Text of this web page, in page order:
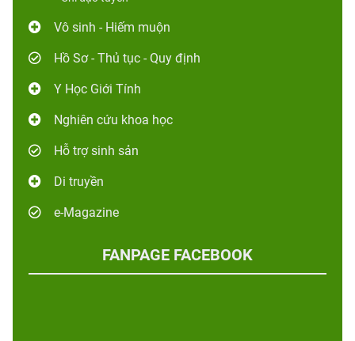
Vô sinh - Hiếm muộn
Hồ Sơ - Thủ tục - Quy định
Y Học Giới Tính
Nghiên cứu khoa học
Hỗ trợ sinh sản
Di truyền
e-Magazine
FANPAGE FACEBOOK